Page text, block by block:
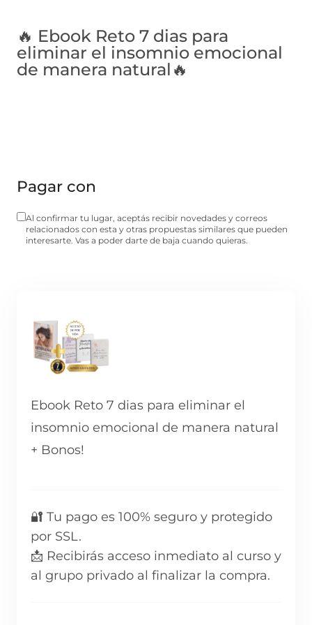
🔥 Ebook Reto 7 dias para
eliminar el insomnio emocional
de manera natural🔥
Pagar con
Al confirmar tu lugar, aceptás recibir novedades y correos
relacionados con esta y otras propuestas similares que pueden
interesarte. Vas a poder darte de baja cuando quieras.
Ebook Reto 7 dias para eliminar el
insomnio emocional de manera natural
+ Bonos!
🔐 Tu pago es 100% seguro y protegido
por SSL.
📩 Recibirás acceso inmediato al curso y
al grupo privado al finalizar la compra.